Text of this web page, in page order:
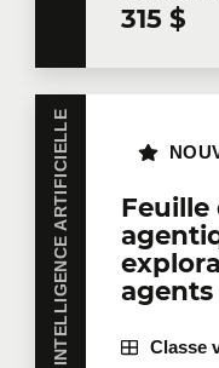
315 $
INTELLIGENCE ARTIFICIELLE
Feuille
agents
Classe